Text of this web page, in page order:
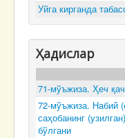
Уйга кирганда
Ҳадислар
71-мўъжиза. Ҳеч
72-мўъжиза. Набий
саҳобанинг
бўлгани